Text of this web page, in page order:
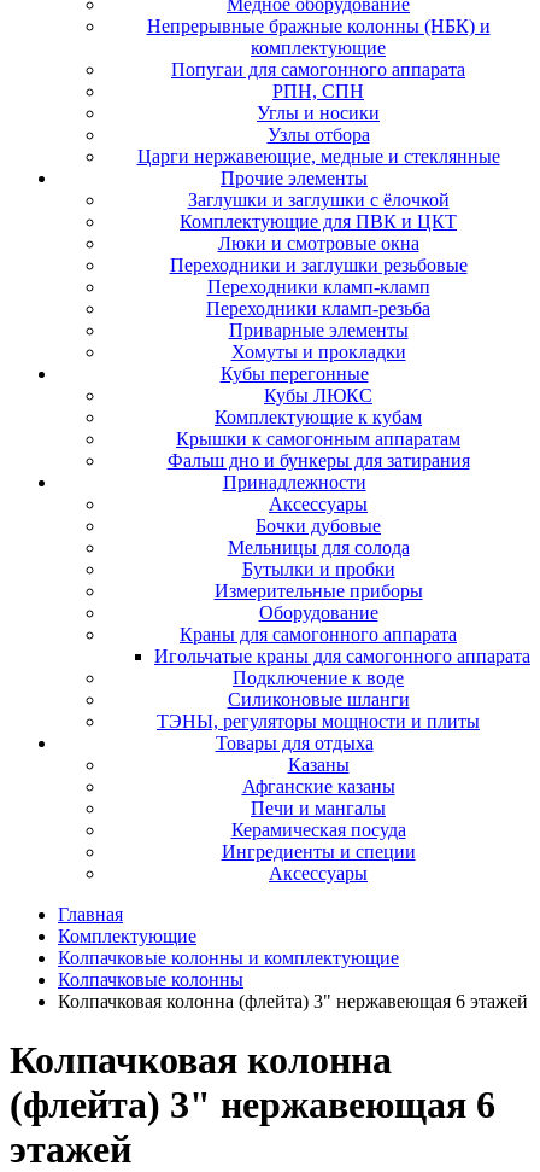
Непрерывные бражные колонны (НБК) и
комплектующие
Попугаи для самогонного аппарата
РПН, СПН
Углы и носики
Узлы отбора
Царги нержавеющие, медные и стеклянные
Прочие элементы
Заглушки и заглушки с ёлочкой
Комплектующие для ПВК и ЦКТ
Люки и смотровые окна
Переходники и заглушки резьбовые
Переходники кламп-кламп
Переходники кламп-резьба
Приварные элементы
Хомуты и прокладки
Кубы перегонные
Кубы ЛЮКС
Комплектующие к кубам
Крышки к самогонным аппаратам
Фальш дно и бункеры для затирания
Принадлежности
Аксессуары
Бочки дубовые
Мельницы для солода
Бутылки и пробки
Измерительные приборы
Оборудование
Краны для самогонного аппарата
Игольчатые краны для самогонного аппарата
Подключение к воде
Силиконовые шланги
ТЭНЫ, регуляторы мощности и плиты
Товары для отдыха
Казаны
Афганские казаны
Печи и мангалы
Керамическая посуда
Ингредиенты и специи
Аксессуары
Главная
Комплектующие
Колпачковые колонны и комплектующие
Колпачковые колонны
Колпачковая колонна (флейта) 3" нержавеющая 6 этажей
Колпачковая колонна
(флейта) 3" нержавеющая 6
этажей